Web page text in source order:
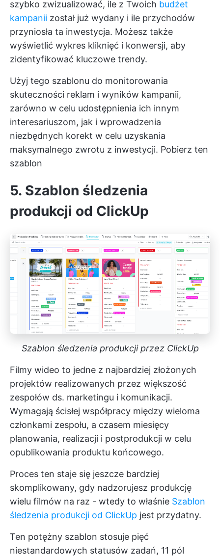
szybko zwizualizować, ile z Twoich budżet
kampanii został już wydany i ile przychodów
przyniosła ta inwestycja. Możesz także
wyświetlić wykres kliknięć i konwersji, aby
zidentyfikować kluczowe trendy.
Użyj tego szablonu do monitorowania
skuteczności reklam i wyników kampanii,
zarówno w celu udostępnienia ich innym
interesariuszom, jak i wprowadzenia
niezbędnych korekt w celu uzyskania
maksymalnego zwrotu z inwestycji. Pobierz ten
szablon
5. Szablon śledzenia
produkcji od ClickUp
Szablon śledzenia produkcji przez ClickUp
Filmy wideo to jedne z najbardziej złożonych
projektów realizowanych przez większość
zespołów ds. marketingu i komunikacji.
Wymagają ścisłej współpracy między wieloma
członkami zespołu, a czasem miesięcy
planowania, realizacji i postprodukcji w celu
opublikowania produktu końcowego.
Proces ten staje się jeszcze bardziej
skomplikowany, gdy nadzorujesz produkcję
wielu filmów na raz - wtedy to właśnie Szablon
śledzenia produkcji od ClickUp jest przydatny.
Ten potężny szablon stosuje pięć
niestandardowych statusów zadań, 11 pól